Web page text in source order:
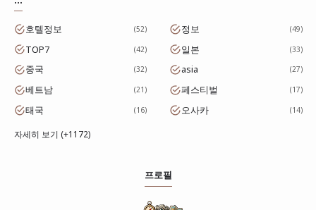
호텔정보 52 정보 49
TOP7 42 일본 33
중국 32 asia 27
베트남 21 페스티벌 17
태국 16 오사카 14
자세히 보기 (+1172)
프로필